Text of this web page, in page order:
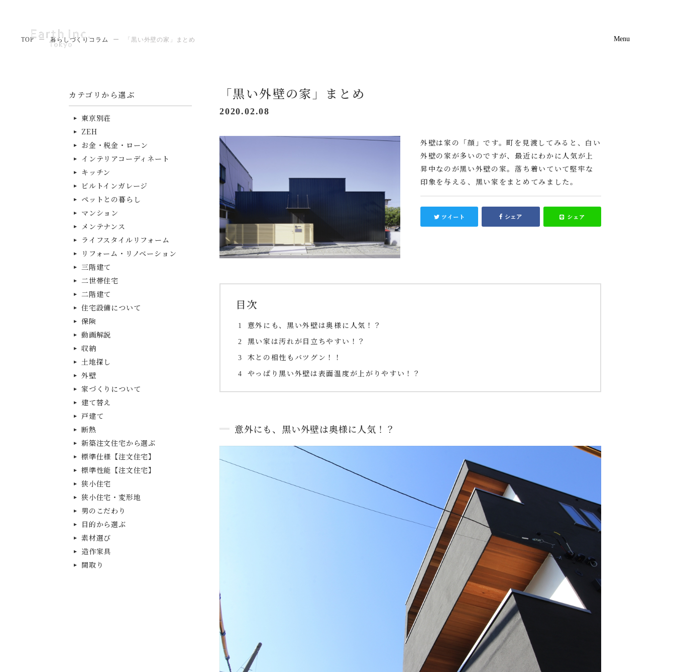
Menu
TOP ー 暮らしづくりコラム ー 「黒い外壁の家」まとめ
「黒い外壁の家」まとめ
2020.02.08
外壁は家の「顔」です。町を見渡してみると、白い
外壁の家が多いのですが、最近にわかに人気が上
昇中なのが黒い外壁の家。落ち着いていて堅牢な
印象を与える、黒い家をまとめてみました。
ツイート シェア シェア
目次
1 意外にも、黒い外壁は奥様に人気！？
2 黒い家は汚れが目立ちやすい！？
3 木との相性もバツグン！！
4 やっぱり黒い外壁は表面温度が上がりやすい！？
意外にも、黒い外壁は奥様に人気！？
カテゴリから選ぶ
東京別荘
ZEH
お金・税金・ローン
インテリアコーディネート
キッチン
ビルトインガレージ
ペットとの暮らし
マンション
メンテナンス
ライフスタイルリフォーム
リフォーム・リノベーション
三階建て
二世帯住宅
二階建て
住宅設備について
保険
動画解説
収納
土地探し
外壁
家づくりについて
建て替え
戸建て
断熱
新築注文住宅から選ぶ
標準仕様【注文住宅】
標準性能【注文住宅】
狭小住宅
狭小住宅・変形地
男のこだわり
目的から選ぶ
素材選び
造作家具
間取り